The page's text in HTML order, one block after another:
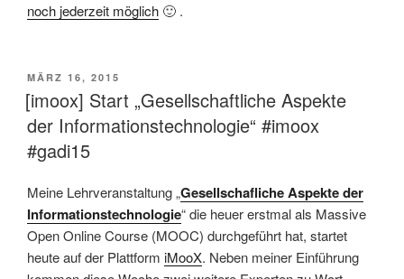
noch jederzeit möglich 🙂 .
VERÖFFENTLICHT
AM
MÄRZ 16, 2015
[imoox] Start „Gesellschaftliche Aspekte
der Informationstechnologie“ #imoox
#gadi15
Meine Lehrveranstaltung „Gesellschafliche Aspekte der
Informationstechnologie“ die heuer erstmal als Massive
Open Online Course (MOOC) durchgeführt hat, startet
heute auf der Plattform iMooX. Neben meiner Einführung